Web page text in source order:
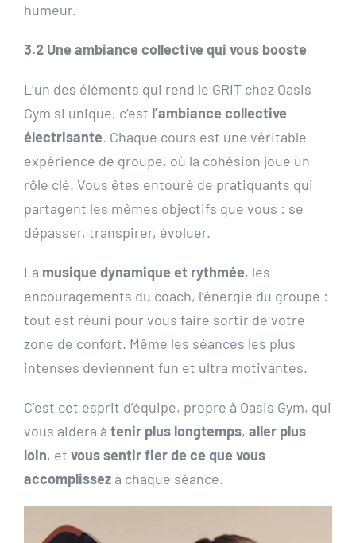
humeur.
3.2 Une ambiance collective qui vous booste
L’un des éléments qui rend le GRIT chez Oasis
Gym si unique, c’est l’ambiance collective
électrisante. Chaque cours est une véritable
expérience de groupe, où la cohésion joue un
rôle clé. Vous êtes entouré de pratiquants qui
partagent les mêmes objectifs que vous : se
dépasser, transpirer, évoluer.
La musique dynamique et rythmée, les
encouragements du coach, l’énergie du groupe :
tout est réuni pour vous faire sortir de votre
zone de confort. Même les séances les plus
intenses deviennent fun et ultra motivantes.
C’est cet esprit d’équipe, propre à Oasis Gym, qui
vous aidera à tenir plus longtemps, aller plus
loin, et vous sentir fier de ce que vous
accomplissezà chaque séance.